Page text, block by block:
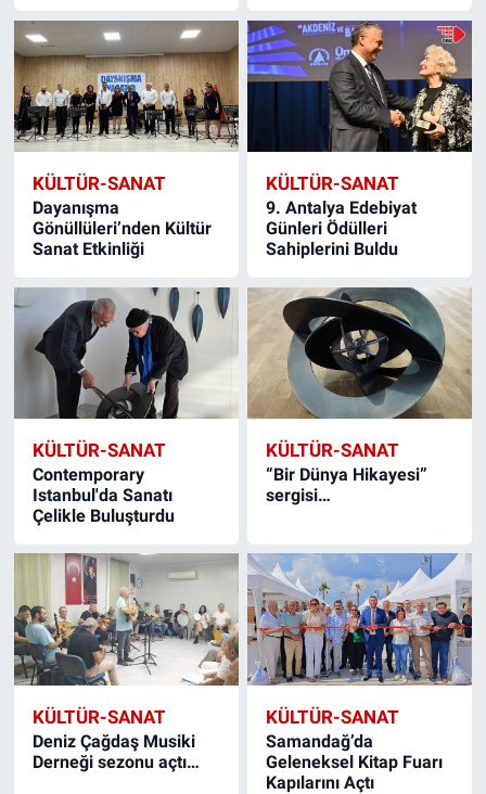
KÜLTÜR-SANAT
Dayanışma
Gönüllüleri’nden Kültür
Sanat Etkinliği
KÜLTÜR-SANAT
9. Antalya Edebiyat
Günleri Ödülleri
Sahiplerini Buldu
KÜLTÜR-SANAT
Contemporary
Istanbul'da Sanatı
Çelikle Buluşturdu
KÜLTÜR-SANAT
“Bir Dünya Hikayesi”
sergisi…
KÜLTÜR-SANAT
Deniz Çağdaş Musiki
Derneği sezonu açtı…
KÜLTÜR-SANAT
Samandağ’da
Geleneksel Kitap Fuarı
Kapılarını Açtı